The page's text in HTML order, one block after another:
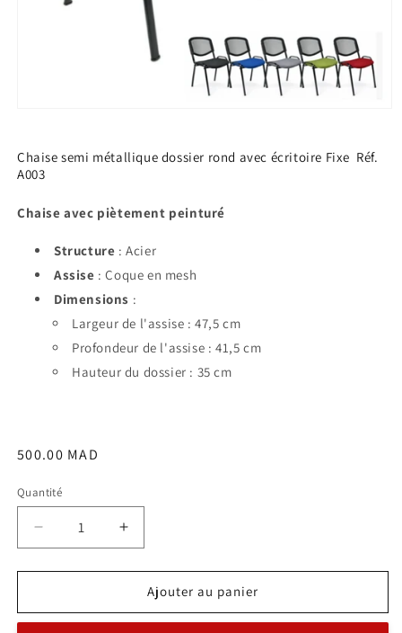
1
dans
une
modale
Chaise semi métallique dossier rond avec écritoire Fixe Réf.
A003
Chaise avec piètement peinturé
Structure : Acier
Assise : Coque en mesh
Dimensions :
Largeur de l'assise : 47,5 cm
Profondeur de l'assise : 41,5 cm
Hauteur du dossier : 35 cm
Prix
500.00 MAD
Quantité
Réduire
la
quantité
Chaise
Augmenter
la
quantité
Chaise
Ajouter au panier